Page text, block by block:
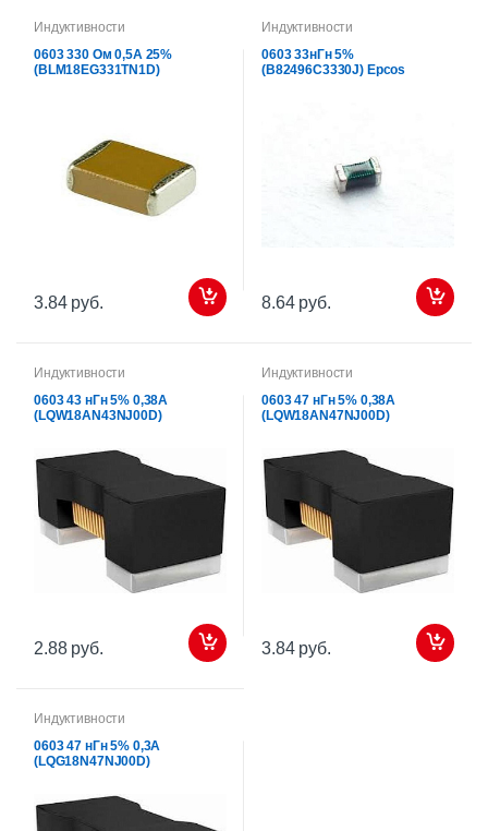
Индуктивности
0603 330 Ом 0,5А 25%
(BLM18EG331TN1D)
3.84 руб.
Индуктивности
0603 33нГн 5%
(B82496C3330J) Epcos
8.64 руб.
Индуктивности
0603 43 нГн 5% 0,38А
(LQW18AN43NJ00D)
2.88 руб.
Индуктивности
0603 47 нГн 5% 0,38А
(LQW18AN47NJ00D)
3.84 руб.
Индуктивности
0603 47 нГн 5% 0,3А
(LQG18N47NJ00D)